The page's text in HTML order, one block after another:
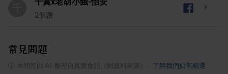
2個讚
常見問題
本問答由 AI 整理自真實食記（附資料來源） 了解我們如何精選